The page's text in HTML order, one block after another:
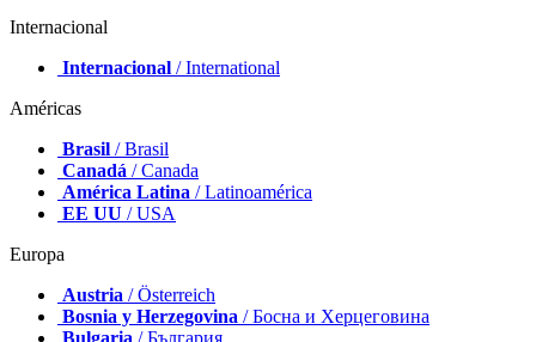
Internacional
Internacional / International
Américas
Brasil / Brasil
Canadá / Canada
América Latina / Latinoamérica
EE UU / USA
Europa
Austria / Österreich
Bosnia y Herzegovina / Босна и Херцеговина